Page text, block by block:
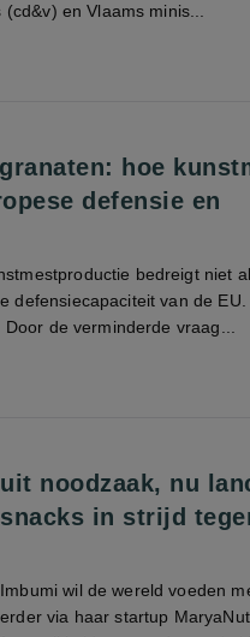
en Vlaams minis...
hoe
defensie en
bedreigt niet
defensiecapaciteit van de EU.
de verminderde vraag...
noodzaak, nu
in strijd
wil de wereld voeden
via haar startup